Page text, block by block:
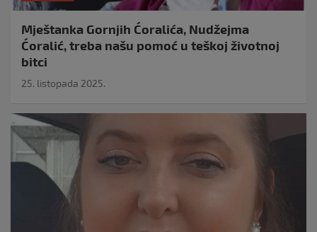
Mještanka Gornjih Ćoralića, Nudžejma
Ćoralić, treba našu pomoć u teškoj životnoj
bitci
25. listopada 2025.